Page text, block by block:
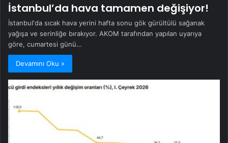
İstanbul’da hava tamamen değişiyor!
İstanbul'da sıcak hava yerini hafta sonu gök gürültülü sağanak
yağışa ve serinliğe bırakıyor. AKOM tarafından yapılan uyarıya
göre, cumartesi günü…
Devamını Oku »